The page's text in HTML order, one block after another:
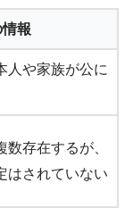
報
人や家族が公に
存在するが、
はされていない